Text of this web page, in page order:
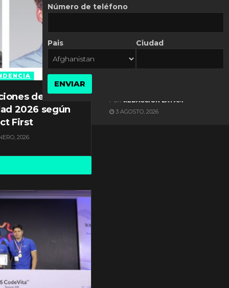
de
2026 según
First
2026
ES NOTICIA
POR REDACCIÓN LATAM
3 AGOSTO, 2026
Número de teléfono
Pais Ciudad
ENVIAR